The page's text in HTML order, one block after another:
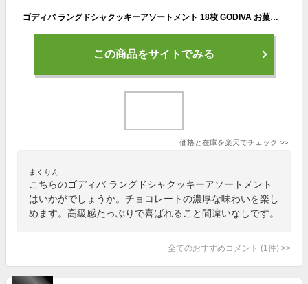
ゴディバ ラングドシャクッキーアソートメント 18枚 GODIVA お菓子 菓子折り 詰め合わせ クッキー セット 焼き菓子 退職 個包装 内祝い お返し 出産 結婚 香典返し 2000円 スイーツ 祝い おしゃれ ギフト プレゼント 手土産 冬ギフト バレンタイン 帰省 手土産
この商品をサイトでみる
価格と在庫を楽天でチェック >>
まくりん
こちらのゴディバ ラングドシャクッキーアソートメント
はいかがでしょうか。チョコレートの濃厚な味わいを楽し
めます。高級感たっぷりで喜ばれること間違いなしです。
全てのおすすめコメント (1 件) >